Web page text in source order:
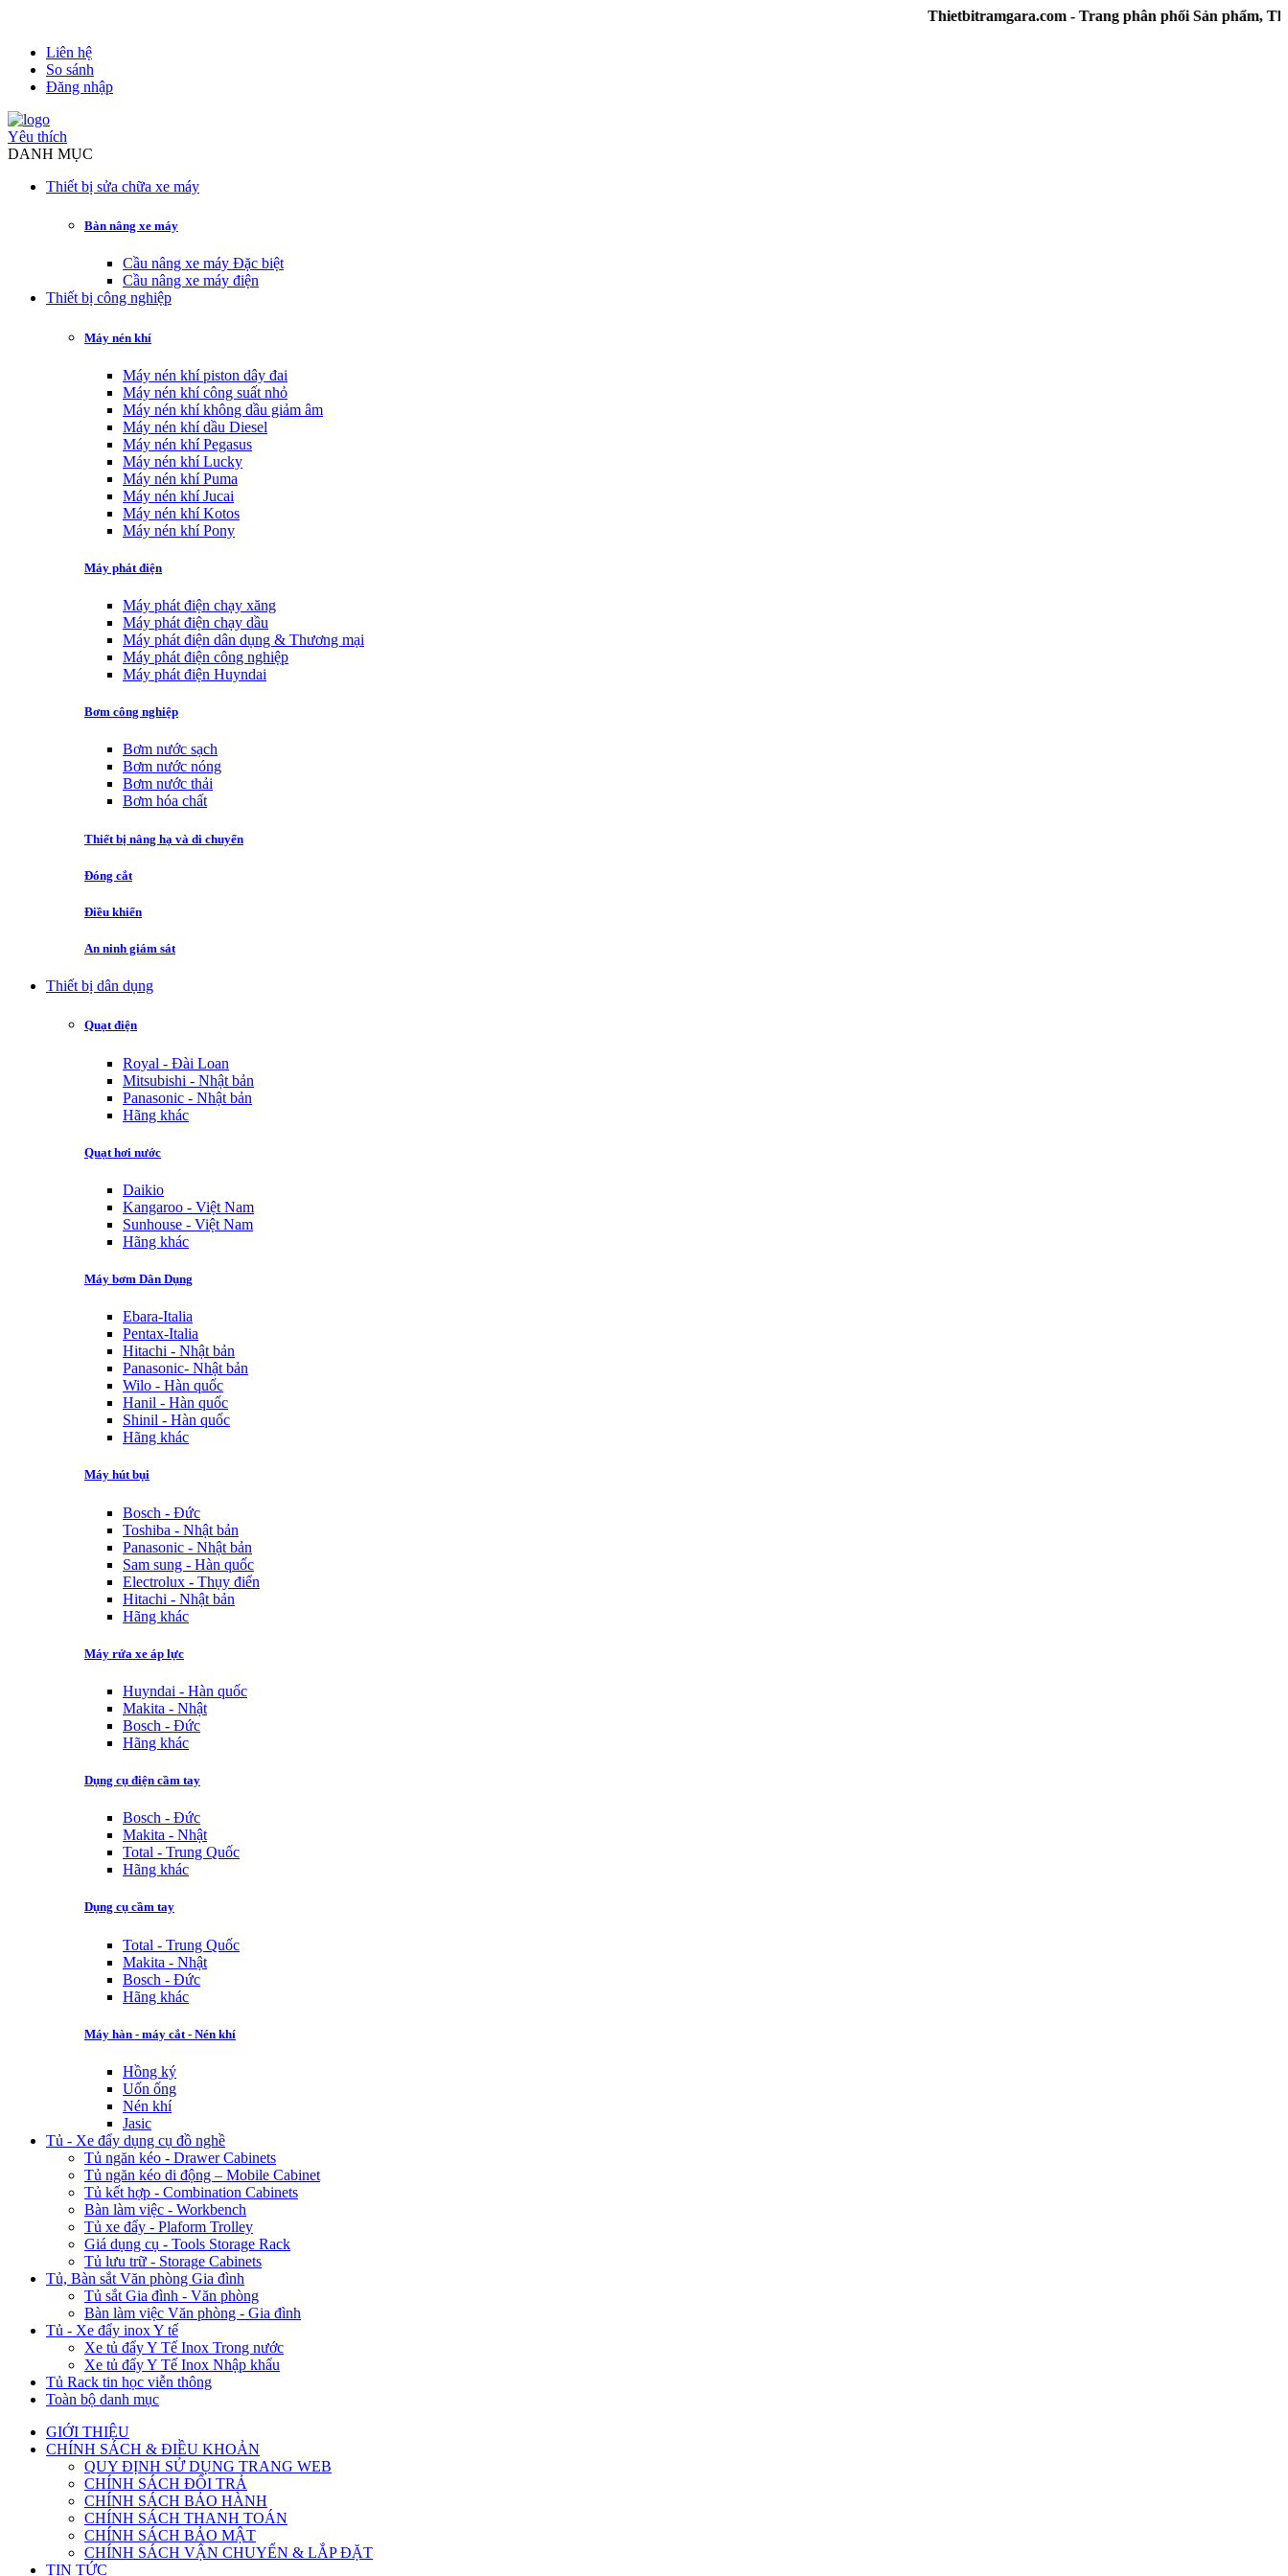
Thietbitramgara.com - Trang phân phối Sản phẩm, Thiết bị
Liên hệ
So sánh
Đăng nhập
Yêu thích
DANH MỤC
Thiết bị sửa chữa xe máy
Bàn nâng xe máy
Cầu nâng xe máy Đặc biệt
Cầu nâng xe máy điện
Thiết bị công nghiệp
Máy nén khí
Máy nén khí piston dây đai
Máy nén khí công suất nhỏ
Máy nén khí không dầu giảm âm
Máy nén khí dầu Diesel
Máy nén khí Pegasus
Máy nén khí Lucky
Máy nén khí Puma
Máy nén khí Jucai
Máy nén khí Kotos
Máy nén khí Pony
Máy phát điện
Máy phát điện chạy xăng
Máy phát điện chạy dầu
Máy phát điện dân dụng & Thương mại
Máy phát điện công nghiệp
Máy phát điện Huyndai
Bơm công nghiệp
Bơm nước sạch
Bơm nước nóng
Bơm nước thải
Bơm hóa chất
Thiết bị nâng hạ và di chuyển
Đóng cắt
Điều khiển
An ninh giám sát
Thiết bị dân dụng
Quạt điện
Royal - Đài Loan
Mitsubishi - Nhật bản
Panasonic - Nhật bản
Hãng khác
Quạt hơi nước
Daikio
Kangaroo - Việt Nam
Sunhouse - Việt Nam
Hãng khác
Máy bơm Dân Dụng
Ebara-Italia
Pentax-Italia
Hitachi - Nhật bản
Panasonic- Nhật bản
Wilo - Hàn quốc
Hanil - Hàn quốc
Shinil - Hàn quốc
Hãng khác
Máy hút bụi
Bosch - Đức
Toshiba - Nhật bản
Panasonic - Nhật bản
Sam sung - Hàn quốc
Electrolux - Thụy điển
Hitachi - Nhật bản
Hãng khác
Máy rửa xe áp lực
Huyndai - Hàn quốc
Makita - Nhật
Bosch - Đức
Hãng khác
Dụng cụ điện cầm tay
Bosch - Đức
Makita - Nhật
Total - Trung Quốc
Hãng khác
Dụng cụ cầm tay
Total - Trung Quốc
Makita - Nhật
Bosch - Đức
Hãng khác
Máy hàn - máy cắt - Nén khí
Hồng ký
Uốn ống
Nén khí
Jasic
Tủ - Xe đẩy dụng cụ đồ nghề
Tủ ngăn kéo - Drawer Cabinets
Tủ ngăn kéo di động – Mobile Cabinet
Tủ kết hợp - Combination Cabinets
Bàn làm việc - Workbench
Tủ xe đẩy - Plaform Trolley
Giá dụng cụ - Tools Storage Rack
Tủ lưu trữ - Storage Cabinets
Tủ, Bàn sắt Văn phòng Gia đình
Tủ sắt Gia đình - Văn phòng
Bàn làm việc Văn phòng - Gia đình
Tủ - Xe đẩy inox Y tế
Xe tủ đẩy Y Tế Inox Trong nước
Xe tủ đẩy Y Tế Inox Nhập khẩu
Tủ Rack tin học viễn thông
Toàn bộ danh mục
GIỚI THIỆU
CHÍNH SÁCH & ĐIỀU KHOẢN
QUY ĐỊNH SỬ DỤNG TRANG WEB
CHÍNH SÁCH ĐỔI TRẢ
CHÍNH SÁCH BẢO HÀNH
CHÍNH SÁCH THANH TOÁN
CHÍNH SÁCH BẢO MẬT
CHÍNH SÁCH VẬN CHUYỂN & LẮP ĐẶT
TIN TỨC